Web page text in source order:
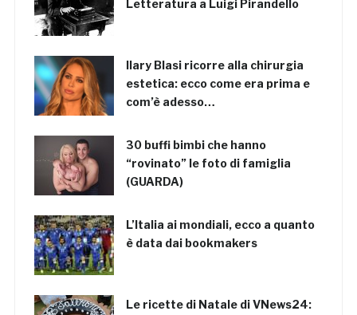
Letteratura a Luigi Pirandello
Ilary Blasi ricorre alla chirurgia
estetica: ecco come era prima e
com’è adesso…
30 buffi bimbi che hanno
“rovinato” le foto di famiglia
(GUARDA)
L’Italia ai mondiali, ecco a quanto
è data dai bookmakers
Le ricette di Natale di VNews24: